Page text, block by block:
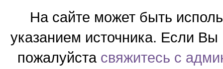
На сайте может быть
указанием источника. Если Вы
пожалуйста свяжитесь с